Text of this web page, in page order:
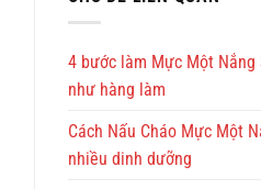
4 bước làm Mực Một Nắng
như hàng làm
Cách Nấu Cháo Mực Một
nhiều dinh dưỡng